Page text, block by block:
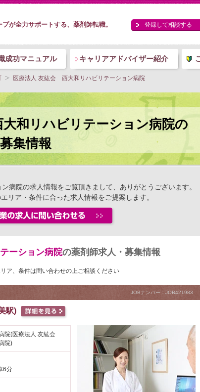
が全力サポートする、薬剤師転職。 登録して相談する
成功マニュアル キャリアアドバイザー紹介
医療法人 友紘会 西大和リハビリテーション病院
和リハビリテーション病院の
集情報
病院の求人情報をご覧頂きまして、ありがとうございます。
リア・条件に合った求人情報をご提案します。
ーション病院の薬剤師求人・募集情報
ア、条件は問い合わせの上ご相談ください
JOBナンバー：JOB421983
駅)
院(医療法人 友紘会
院)
6分